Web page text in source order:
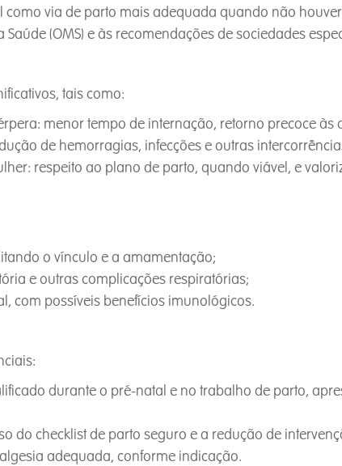
via de parto mais adequada quando não
(OMS) e às recomendações de sociedades
tais como:
menor tempo de internação, retorno precoce
de hemorragias, infecções e outras
respeito ao plano de parto, quando viável, e
o vínculo e a amamentação;
e outras complicações respiratórias;
com possíveis benefícios imunológicos.
durante o pré-natal e no trabalho de parto,
do checklist de parto seguro e a redução de
adequada, conforme indicação.